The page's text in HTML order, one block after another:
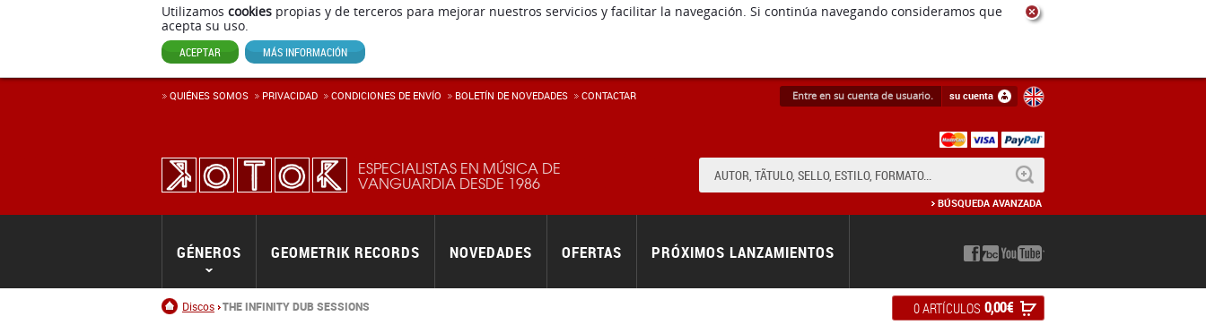
Utilizamos cookies propias y de terceros para mejorar nuestros servicios y facilitar la navegación. Si continúa navegando consideramos que
acepta su uso.
ACEPTAR MÁS INFORMACIÓN
ESPECIALISTAS EN MÚSICA DE
VANGUARDIA DESDE 1986
Inicio
Discos THE INFINITY DUB SESSIONS
Entre en su cuenta de usuario. su cuenta
BÚSQUEDA AVANZADA
0 ARTÍCULOS 0,00 €
GÉNEROS GEOMETRIK RECORDS NOVEDADES OFERTAS PRÓXIMOS LANZAMIENTOS
QUIÉNES SOMOS PRIVACIDAD CONDICIONES DE ENVÍ­O BOLETÍN DE NOVEDADES CONTACTAR